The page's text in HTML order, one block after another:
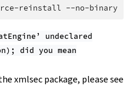
reinstall --no-binary
undeclared
did you mean
xmlsec package, please see